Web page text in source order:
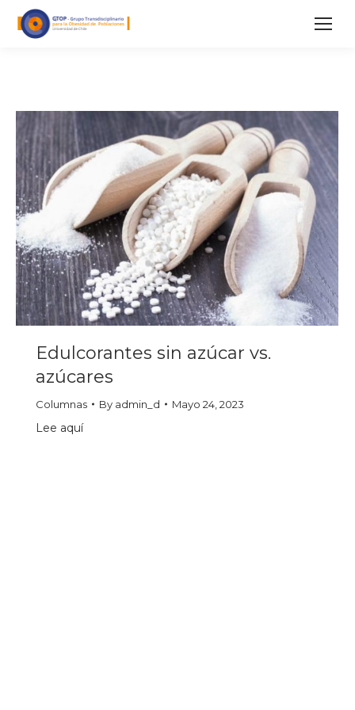
Edulcorantes sin azúcar vs.
azúcares
Columnas By admin_d Mayo 24, 2023
Lee aquí